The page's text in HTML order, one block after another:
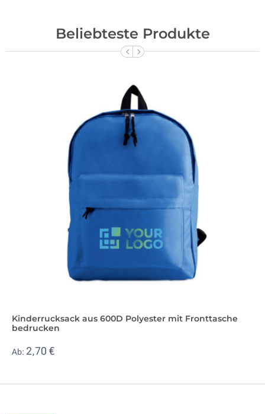
Beliebteste Produkte
Kinderrucksack aus 600D Polyester mit Fronttasche
bedrucken
Ab: 2,70 €